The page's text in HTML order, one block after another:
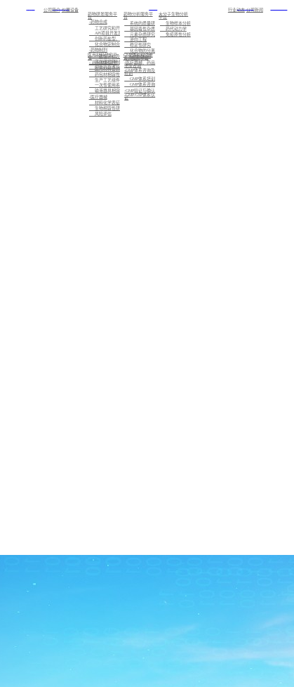
关于我们
公司简介 仪器设备
药物研发服务平
台
-药物合成
工艺研究和开发
API项目开发及注册备案
创新药盐型、晶型筛选及CMC业务
化合物定制合成
-药物制剂
一致性评价及仿制药的制剂开发
高端缓控释制剂开发
创新药及改良型新药的制剂开发
药物分析服务平
台
系统的质量研究
基因毒性杂质研究
元素杂质研究
逆向工程
稳定性研究
化合物的分离制备，已知化合物的结构确证，未知化合物的结构解析与鉴定
标准化检测
大分子生物分析
平台
生物样本分析
药代动力学
免疫原性分析
医用材料研究平
台
- 药包材相容性
医用材料密封性研究
药包材相容性研究
生产工艺组件相容性研究
一次性使用系统相容性研究
输液器具相容性研究
-医疗器械
材料化学表征
生物相容性研究
风险评估
GMP体系和注册
咨询服务平台
-医疗器械、药品
注册咨询
-GMP体系咨询及
培训
GMP体系培训
GMP体系咨询
-GMP验证与确认
-GMP/GSP体系认
证
新闻中心
行业动态 公司新闻